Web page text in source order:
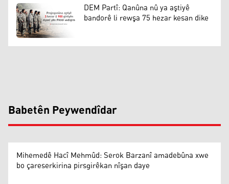
DEM Partî: Qanûna nû ya aştiyê
bandorê li rewşa 75 hezar kesan dike
Babetên Peywendîdar
Mihemedê Hacî Mehmûd: Serok Barzanî amadebûna xwe
bo çareserkirina pirsgirêkan nîşan daye